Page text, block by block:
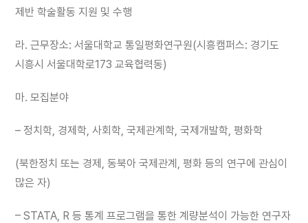
제반 학술활동 지원 및 수행
라. 근무장소: 서울대학교 통일평화연구원(시흥캠퍼스: 경기도
시흥시 서울대학로173 교육협력동)
마. 모집분야
– 정치학, 경제학, 사회학, 국제관계학, 국제개발학, 평화학
(북한정치 또는 경제, 동북아 국제관계, 평화 등의 연구에 관심이
많은 자)
– STATA, R 등 통계 프로그램을 통한 계량분석이 가능한 연구자